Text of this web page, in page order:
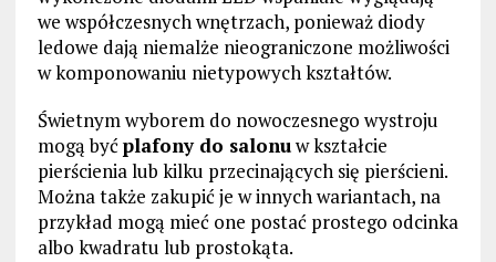
we współczesnych wnętrzach, ponieważ diody
ledowe dają niemalże nieograniczone możliwości
w komponowaniu nietypowych kształtów.
Świetnym wyborem do nowoczesnego wystroju
mogą byćplafony do salonuw kształcie
pierścienia lub kilku przecinających się pierścieni.
Można także zakupić je w innych wariantach, na
przykład mogą mieć one postać prostego odcinka
albo kwadratu lub prostokąta.